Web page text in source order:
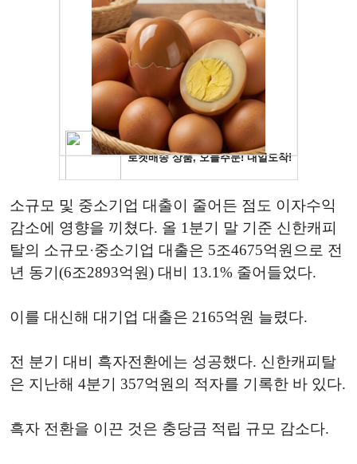
소규모 및 중소기업 대출이 줄어든 점도 이자수익
감소에 영향을 끼쳤다. 올 1분기 말 기준 신한캐피
탈의 소규모·중소기업 대출은 5조4675억원으로 전
년 동기(6조2893억원) 대비 13.1% 줄어들었다.
이를 대신해 대기업 대출은 2165억원 늘렸다.
전 분기 대비 흑자전환에는 성공했다. 신한캐피탈
은 지난해 4분기 357억원의 적자를 기록한 바 있다.
흑자 전환을 이끈 것은 충당금 적립 규모 감소다.